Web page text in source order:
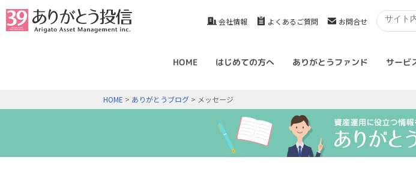
会社情報 よくあるご質問 お問合せ
HOME はじめての方へ ありがとうファンド サービ
HOME > ありがとうブログ > メッセージ